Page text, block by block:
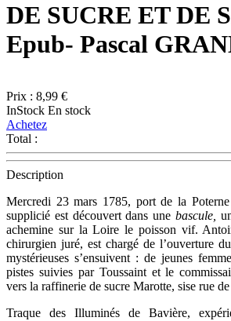
DE SUCRE ET DE
Epub- Pascal
Prix : 8,99 €
InStock En stock
Achetez
Total :
Description
Mercredi 23 mars 1785, port de la
supplicié est découvert dans une bascule,
achemine sur la Loire le poisson vif.
chirurgien juré, est chargé de l’ouverture
mystérieuses s’ensuivent : de jeunes
pistes suivies par Toussaint et le
vers la raffinerie de sucre Marotte, sise rue
Traque des Illuminés de Bavière,